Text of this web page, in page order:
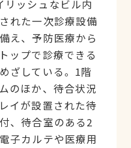
リッシュなビル内
れた一次診療設備
え、予防医療から
ップで診療できる
ざしている。1階
のほか、待合状況
イが設置された待
、待合室のある2
子カルテや医療用